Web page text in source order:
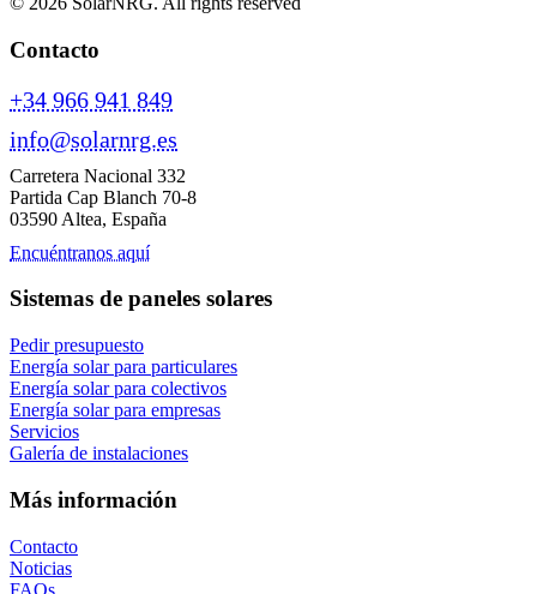
Contacto
+34 966 941 849
info@solarnrg.es
Carretera Nacional 332
Partida Cap Blanch 70-8
03590 Altea, España
Encuéntranos aquí
Sistemas de paneles solares
Pedir presupuesto
Energía solar para particulares
Energía solar para colectivos
Energía solar para empresas
Servicios
Galería de instalaciones
Más información
Contacto
Noticias
FAQs